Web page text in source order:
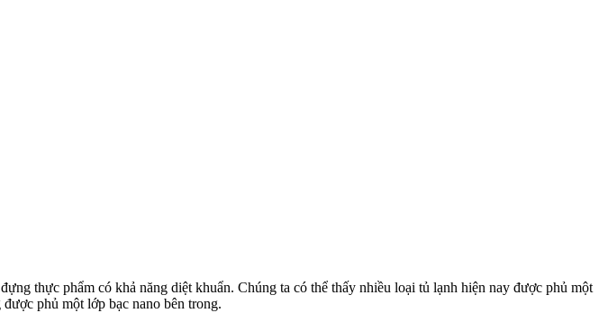
thực phẩm có khả năng diệt khuẩn. Chúng ta có thể thấy nhiều loại tủ lạnh hiện nay được phủ một
phủ một lớp bạc nano bên trong.